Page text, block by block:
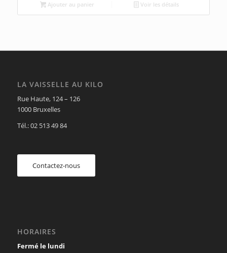
Ajouter au panier Voir les détails
LA VAISSELLE AU KILO
Rue Haute, 124 – 126
1000 Bruxelles
Tél.: 02 513 49 84
Contactez-nous
HORAIRES
Fermé le lundi